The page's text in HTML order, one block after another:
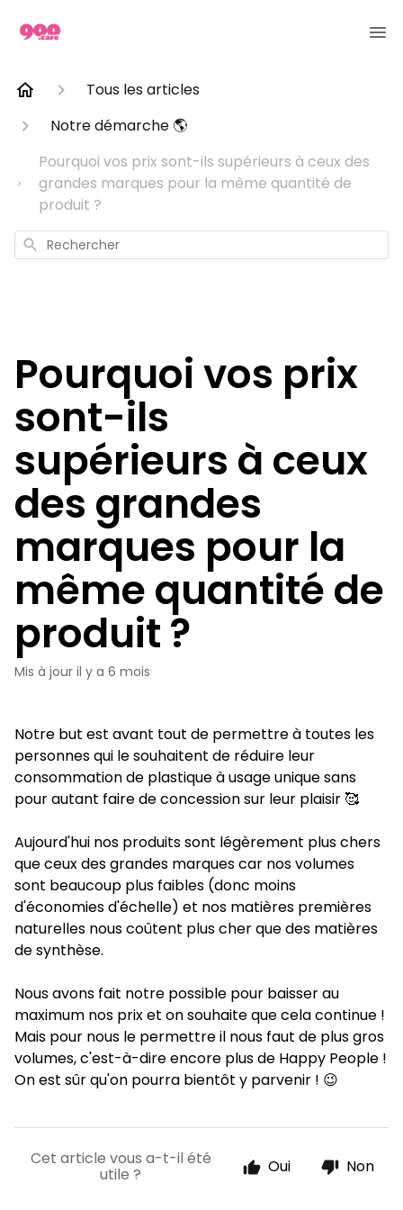
Tous les articles
Notre démarche 🌎
Pourquoi vos prix sont-ils supérieurs à ceux des
grandes marques pour la même quantité de
produit ?
Rechercher
Pourquoi vos prix
sont-ils
supérieurs à ceux
des grandes
marques pour la
même quantité de
produit ?
Mis à jour il y a 6 mois
Notre but est avant tout de permettre à toutes les
personnes qui le souhaitent de réduire leur
consommation de plastique à usage unique sans
pour autant faire de concession sur leur plaisir 🥰
Aujourd'hui nos produits sont légèrement plus chers
que ceux des grandes marques car nos volumes
sont beaucoup plus faibles (donc moins
d'économies d'échelle) et nos matières premières
naturelles nous coûtent plus cher que des matières
de synthèse.
Nous avons fait notre possible pour baisser au
maximum nos prix et on souhaite que cela continue !
Mais pour nous le permettre il nous faut de plus gros
volumes, c'est-à-dire encore plus de Happy People !
On est sûr qu'on pourra bientôt y parvenir ! 😉
Cet article vous a-t-il été
utile ? Oui Non